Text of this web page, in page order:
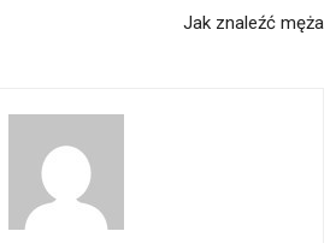
Jak znaleźć męża